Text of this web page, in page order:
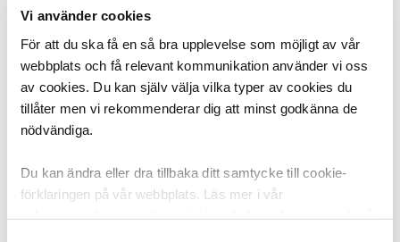
Vi använder cookies
För att du ska få en så bra upplevelse som möjligt av vår
webbplats och få relevant kommunikation använder vi oss
av cookies. Du kan själv välja vilka typer av cookies du
tillåter men vi rekommenderar dig att minst godkänna de
nödvändiga.
Du kan ändra eller dra tillbaka ditt samtycke till cookie-
förklaringen på vår webbplats. Läs mer i vår
Beredskapsfrågor, digitisering, samhällsrelevans och
nya system – vilka är de största
framtidsutmaningarna och hur ska man tänka kring
framtiden inom arkivarieyrket? Här berättar fyra
framstående arkivarier om hur de ser på arkivens
största framti...